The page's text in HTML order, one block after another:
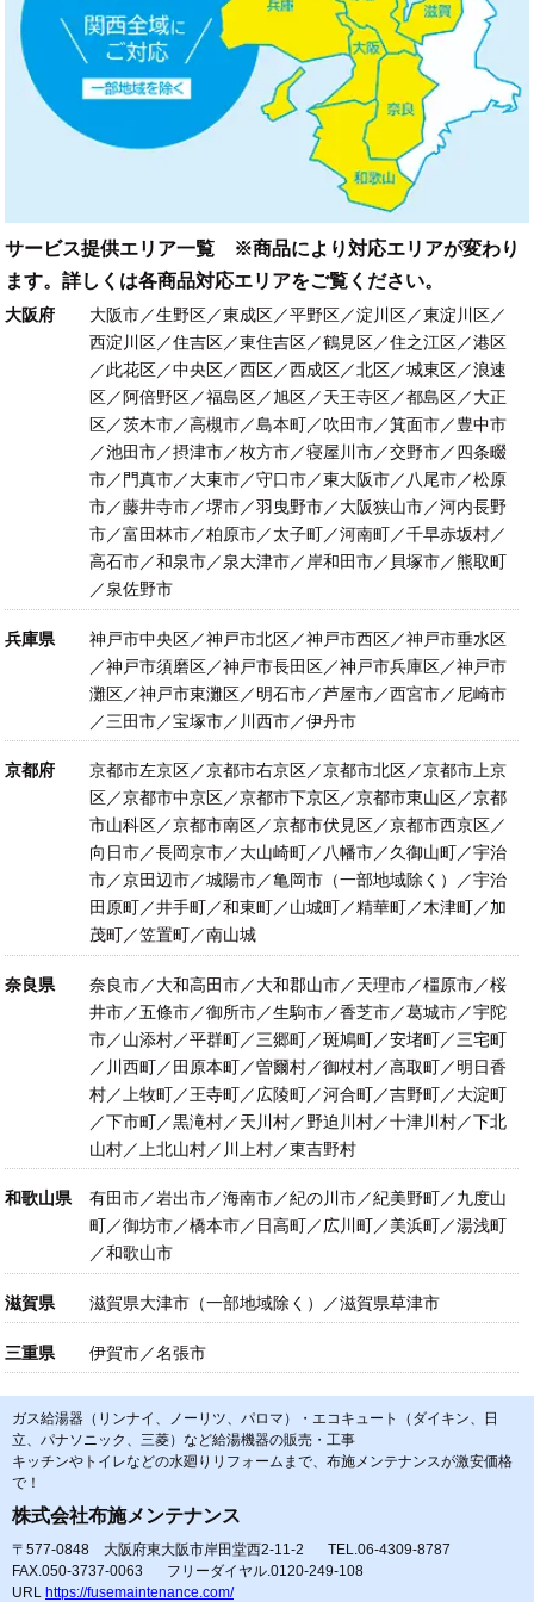
サービス提供エリア一覧 ※商品により対応エリアが変わり
ます。詳しくは各商品対応エリアをご覧ください。
大阪府
大阪市／生野区／東成区／平野区／淀川区／東淀川区／
西淀川区／住吉区／東住吉区／鶴見区／住之江区／港区
／此花区／中央区／西区／西成区／北区／城東区／浪速
区／阿倍野区／福島区／旭区／天王寺区／都島区／大正
区／茨木市／高槻市／島本町／吹田市／箕面市／豊中市
／池田市／摂津市／枚方市／寝屋川市／交野市／四条畷
市／門真市／大東市／守口市／東大阪市／八尾市／松原
市／藤井寺市／堺市／羽曳野市／大阪狭山市／河内長野
市／富田林市／柏原市／太子町／河南町／千早赤坂村／
高石市／和泉市／泉大津市／岸和田市／貝塚市／熊取町
／泉佐野市
兵庫県
神戸市中央区／神戸市北区／神戸市西区／神戸市垂水区
／神戸市須磨区／神戸市長田区／神戸市兵庫区／神戸市
灘区／神戸市東灘区／明石市／芦屋市／西宮市／尼崎市
／三田市／宝塚市／川西市／伊丹市
京都府
京都市左京区／京都市右京区／京都市北区／京都市上京
区／京都市中京区／京都市下京区／京都市東山区／京都
市山科区／京都市南区／京都市伏見区／京都市西京区／
向日市／長岡京市／大山崎町／八幡市／久御山町／宇治
市／京田辺市／城陽市／亀岡市（一部地域除く）／宇治
田原町／井手町／和東町／山城町／精華町／木津町／加
茂町／笠置町／南山城
奈良県
奈良市／大和高田市／大和郡山市／天理市／橿原市／桜
井市／五條市／御所市／生駒市／香芝市／葛城市／宇陀
市／山添村／平群町／三郷町／斑鳩町／安堵町／三宅町
／川西町／田原本町／曽爾村／御杖村／高取町／明日香
村／上牧町／王寺町／広陵町／河合町／吉野町／大淀町
／下市町／黒滝村／天川村／野迫川村／十津川村／下北
山村／上北山村／川上村／東吉野村
和歌山県
有田市／岩出市／海南市／紀の川市／紀美野町／九度山
町／御坊市／橋本市／日高町／広川町／美浜町／湯浅町
／和歌山市
滋賀県 滋賀県大津市（一部地域除く）／滋賀県草津市
三重県 伊賀市／名張市
ガス給湯器（リンナイ、ノーリツ、パロマ）・エコキュート（ダイキン、日
立、パナソニック、三菱）など給湯機器の販売・工事
キッチンやトイレなどの水廻りリフォームまで、布施メンテナンスが激安価格
で！
株式会社布施メンテナンス
〒577-0848 大阪府東大阪市岸田堂西2-11-2
TEL.06-4309-8787
FAX.050-3737-0063
フリーダイヤル.0120-249-108
URL https://fusemaintenance.com/